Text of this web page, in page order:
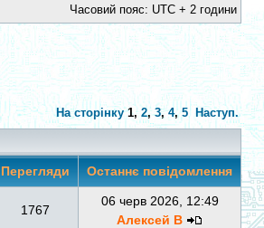
Часовий пояс: UTC + 2 години
На сторінку 1, 2,3,4,5 Наступ.
Перегляди Останнє повідомлення
1767
06 черв 2026, 12:49
Алексей В